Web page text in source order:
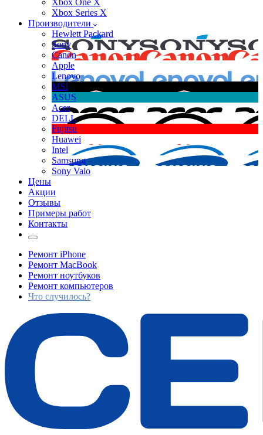
Xbox One X
Xbox Series X
Производители
Hewlett Packard
Sony
Canon
Apple
Lenovo
MSI
ASUS
Acer
DELL
Fujitsu
Huawei
Intel
Samsung
Sony Vaio
Цены
Акции
Отзывы
Примеры работ
Контакты
Ремонт iPhone
Ремонт MacBook
Ремонт ноутбуков
Ремонт компьютеров
Что случилось?